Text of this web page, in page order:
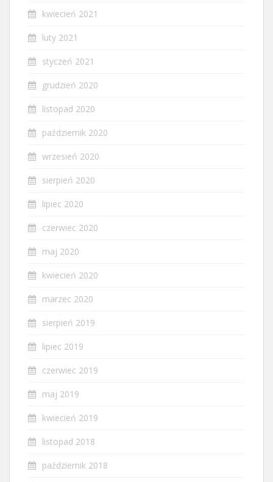
kwiecień 2021
luty 2021
styczeń 2021
grudzień 2020
listopad 2020
październik 2020
wrzesień 2020
sierpień 2020
lipiec 2020
czerwiec 2020
maj 2020
kwiecień 2020
marzec 2020
sierpień 2019
lipiec 2019
czerwiec 2019
maj 2019
kwiecień 2019
listopad 2018
październik 2018